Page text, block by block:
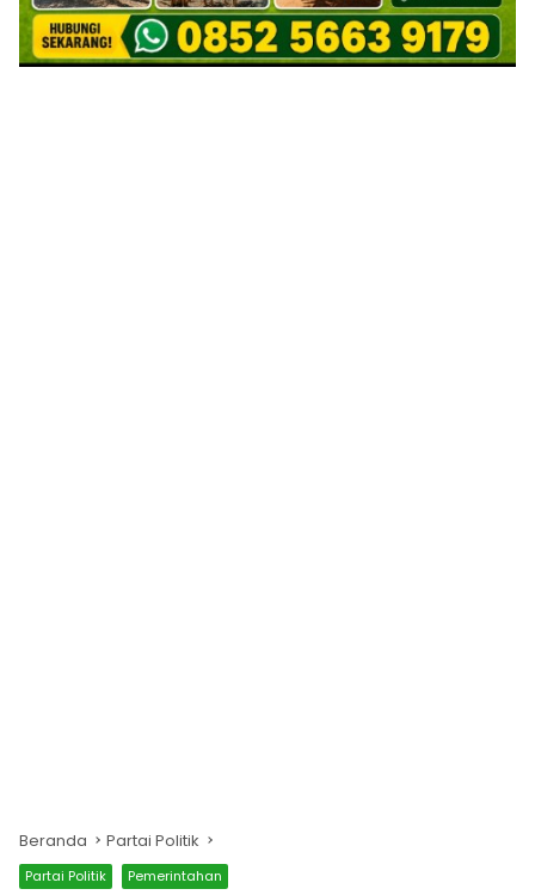
Beranda Partai Politik
Partai Politik Pemerintahan